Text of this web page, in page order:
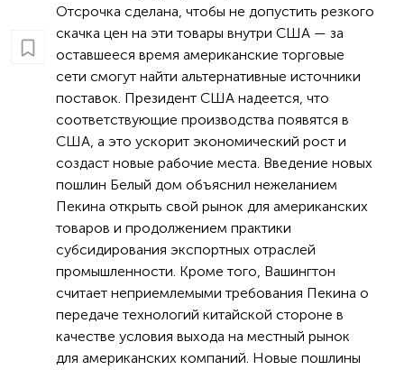
Отсрочка сделана, чтобы не допустить резкого
скачка цен на эти товары внутри США — за
оставшееся время американские торговые
сети смогут найти альтернативные источники
поставок. Президент США надеется, что
соответствующие производства появятся в
США, а это ускорит экономический рост и
создаст новые рабочие места. Введение новых
пошлин Белый дом объяснил нежеланием
Пекина открыть свой рынок для американских
товаров и продолжением практики
субсидирования экспортных отраслей
промышленности. Кроме того, Вашингтон
считает неприемлемыми требования Пекина о
передаче технологий китайской стороне в
качестве условия выхода на местный рынок
для американских компаний. Новые пошлины